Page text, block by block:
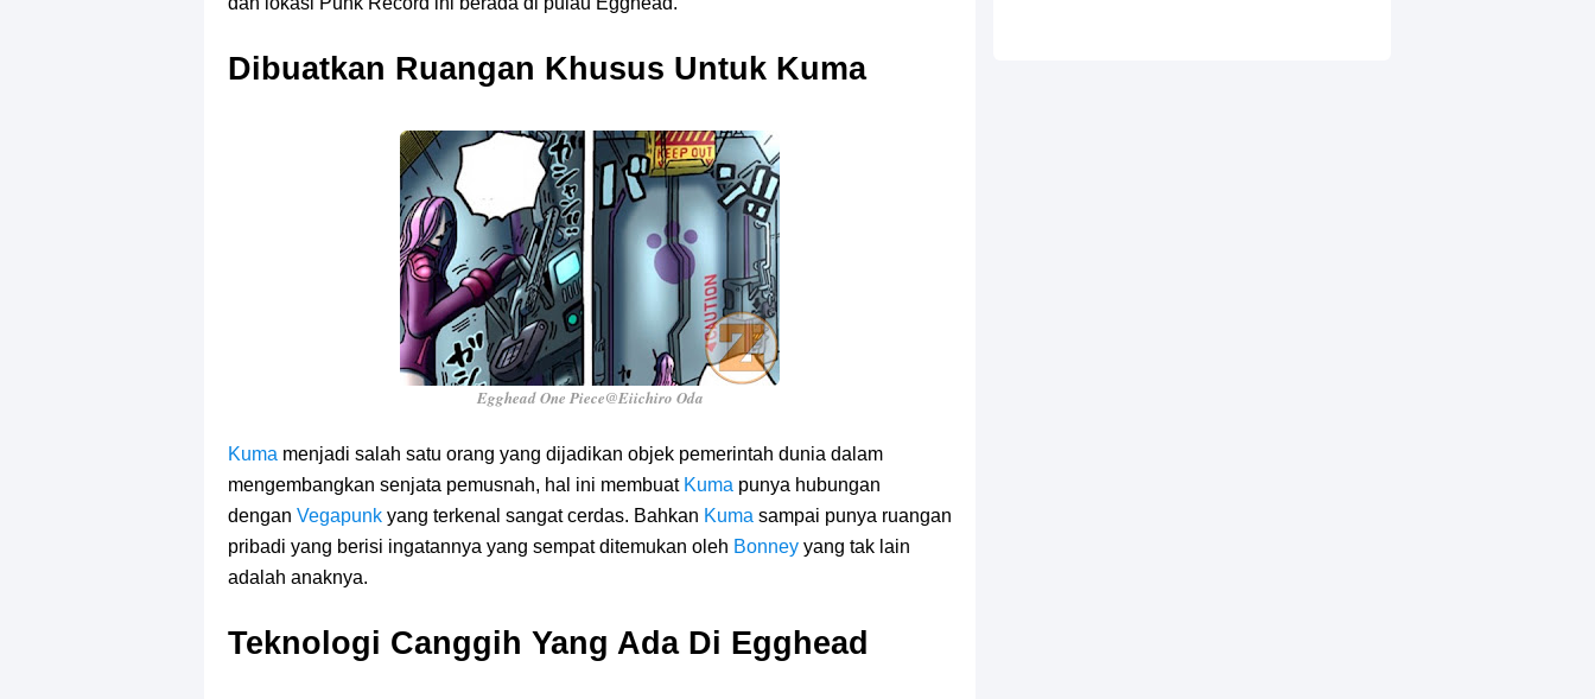
Dibuatkan Ruangan Khusus Untuk Kuma
Egghead One Piece@Eiichiro Oda
Kuma menjadi salah satu orang yang dijadikan objek pemerintah dunia dalam
mengembangkan senjata pemusnah, hal ini membuat Kuma punya hubungan
dengan Vegapunk yang terkenal sangat cerdas. Bahkan Kuma sampai punya ruangan
pribadi yang berisi ingatannya yang sempat ditemukan oleh Bonney yang tak lain
adalah anaknya.
Teknologi Canggih Yang Ada Di Egghead